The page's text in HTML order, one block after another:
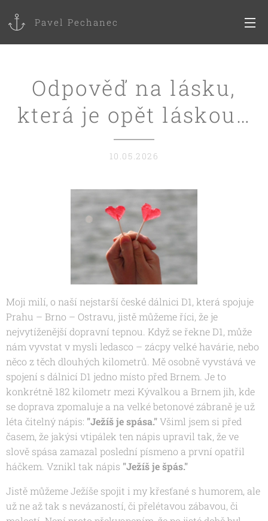
Pavel Pechanec
Odpověď na lásku,
která je opět láskou…
10.05.2026
Moji milí, o naší nejstarší české dálnici D1, která spojuje
Prahu – Brno – Ostravu, jistě můžeme říci, že je
nejvytíženější dopravní tepnou. Když se řekne D1, může
nám vyvstat v mysli ledasco – zácpy velké havárie, nebo
něco z těch dlouhých kilometrů. Mě osobně vyvstává ve
spojení s dálnicí D1 jedno místo před Brnem. Je to
konkrétně 182 kilometr mezi Kývalkou a Brnem jih, kde
se doprava zpomaluje a na velké betonové zábraně je už
léta čitelný nápis: "Ježíš je spása." Všiml jsem si před
časem, že jakýsi vtipálek ten nápis upravil tak, že ve
slově spása zamazal poslední písmeno a první opatřil
háčkem. Vznikl tak nápis "Ježíš je špás."
Jistě můžeme Ježíše spojit i my křesťané s humorem, ale
už ne až tak s nevázaností, či přelétavou zábavou, či